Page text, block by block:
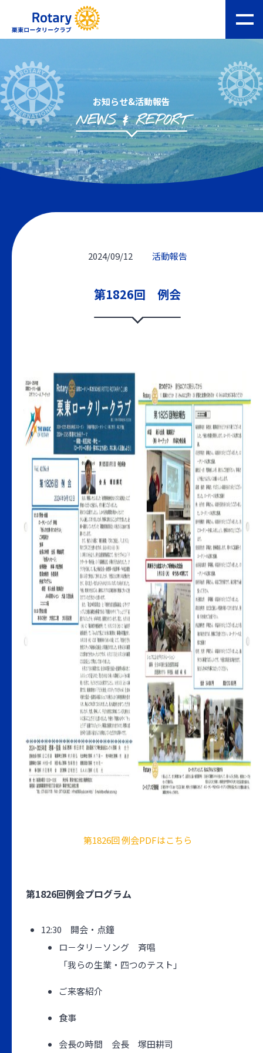
お知らせ&活動報告
NEWS & REPORT
2024/09/12 活動報告
第1826回 例会
第1826回 例会PDFはこちら
第1826回例会プログラム
12:30 開会・点鐘
ロ－タリ－ソング 斉唱
「我らの生業・四つのテスト」
ご来客紹介
食事
会長の時間 会長 塚田耕司